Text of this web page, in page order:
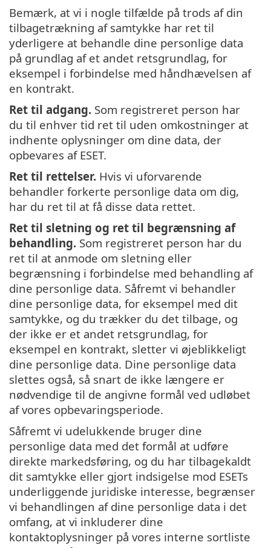
Bemærk, at vi i nogle tilfælde på trods af din
tilbagetrækning af samtykke har ret til
yderligere at behandle dine personlige data
på grundlag af et andet retsgrundlag, for
eksempel i forbindelse med håndhævelsen af
en kontrakt.
Ret til adgang. Som registreret person har
du til enhver tid ret til uden omkostninger at
indhente oplysninger om dine data, der
opbevares af ESET.
Ret til rettelser. Hvis vi uforvarende
behandler forkerte personlige data om dig,
har du ret til at få disse data rettet.
Ret til sletning og ret til begrænsning af
behandling. Som registreret person har du
ret til at anmode om sletning eller
begrænsning i forbindelse med behandling af
dine personlige data. Såfremt vi behandler
dine personlige data, for eksempel med dit
samtykke, og du trækker du det tilbage, og
der ikke er et andet retsgrundlag, for
eksempel en kontrakt, sletter vi øjeblikkeligt
dine personlige data. Dine personlige data
slettes også, så snart de ikke længere er
nødvendige til de angivne formål ved udløbet
af vores opbevaringsperiode.
Såfremt vi udelukkende bruger dine
personlige data med det formål at udføre
direkte markedsføring, og du har tilbagekaldt
dit samtykke eller gjort indsigelse mod ESETs
underliggende juridiske interesse, begrænser
vi behandlingen af dine personlige data i det
omfang, at vi inkluderer dine
kontaktoplysninger på vores interne sortliste